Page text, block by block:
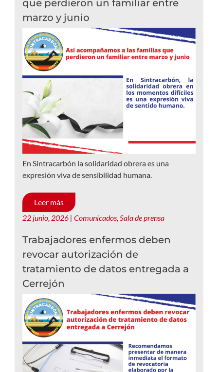
que perdieron un familiar entre
marzo y junio
En Sintracarbón la solidaridad obrera es una
expresión viva de sensibilidad humana.
Leer más
22 junio, 2026 | Comunicados, Sala de prensa
Trabajadores enfermos deben
revocar autorización de
tratamiento de datos entregada a
Cerrejón